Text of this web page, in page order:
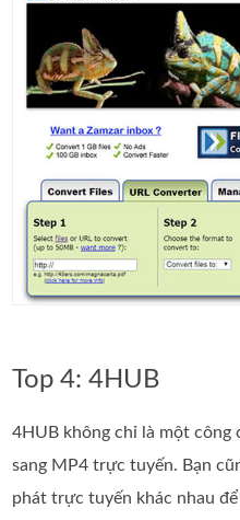
Top 4: 4HUB
4HUB không chỉ là một công
sang MP4 trực tuyến. Bạn
phát trực tuyến khác nhau